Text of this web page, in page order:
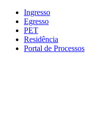
Conteúdo principal
Ingresso
Egresso
PET
Residência
Portal de Processos